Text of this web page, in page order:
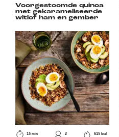
Voorgestoomde quinoa
met gekarameliseerde
witlof ham en gember
15 min 2 615 kcal